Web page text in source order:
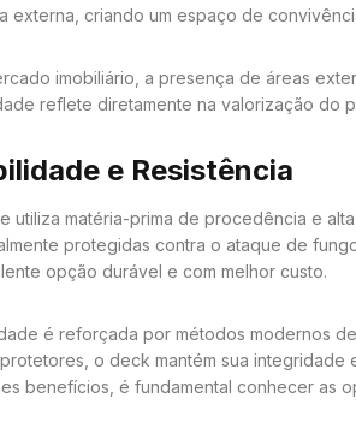
externa, criando um espaço de
imobiliário, a presença de áreas
reflete diretamente na valorização do
e Resistência
utiliza matéria-prima de procedência e
protegidas contra o ataque de
opção durável e com melhor custo.
é reforçada por métodos modernos
o deck mantém sua
benefícios, é fundamental conhecer as